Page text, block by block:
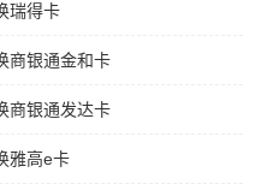
瑞得卡
商银通金和卡
商银通发达卡
雅高e卡